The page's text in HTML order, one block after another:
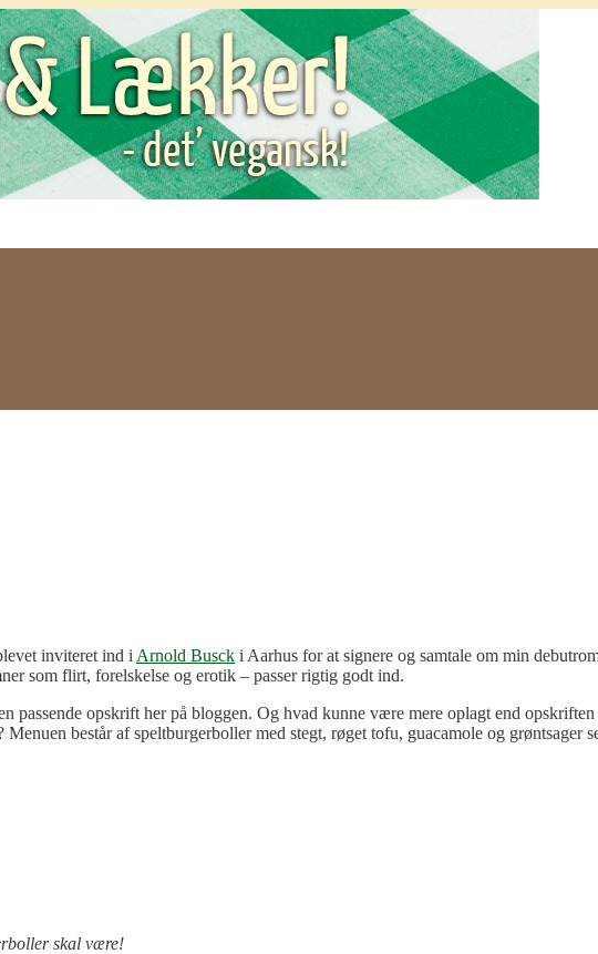
inviteret ind i Arnold Busck i Aarhus for at signere og samtale om min
som flirt, forelskelse og erotik – passer rigtig godt ind.
passende opskrift her på bloggen. Og hvad kunne være mere oplagt end
består af speltburgerboller med stegt, røget tofu, guacamole og grøntsager
skal være!